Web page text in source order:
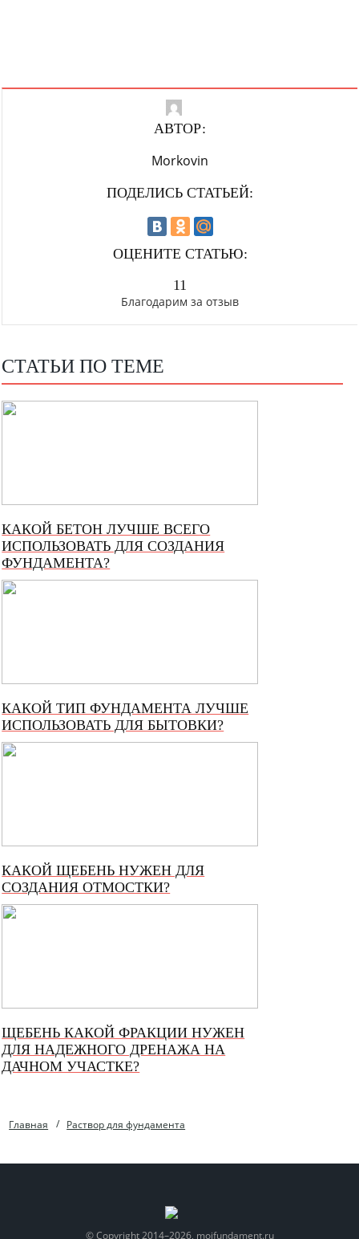
АВТОР:
Morkovin
ПОДЕЛИСЬ СТАТЬЕЙ:
ОЦЕНИТЕ СТАТЬЮ:
11
Благодарим за отзыв
СТАТЬИ ПО ТЕМЕ
КАКОЙ БЕТОН ЛУЧШЕ ВСЕГО
ИСПОЛЬЗОВАТЬ ДЛЯ СОЗДАНИЯ
ФУНДАМЕНТА?
КАКОЙ ТИП ФУНДАМЕНТА ЛУЧШЕ
ИСПОЛЬЗОВАТЬ ДЛЯ БЫТОВКИ?
КАКОЙ ЩЕБЕНЬ НУЖЕН ДЛЯ
СОЗДАНИЯ ОТМОСТКИ?
ЩЕБЕНЬ КАКОЙ ФРАКЦИИ НУЖЕН
ДЛЯ НАДЕЖНОГО ДРЕНАЖА НА
ДАЧНОМ УЧАСТКЕ?
Главная Раствор для фундамента
© Copyright 2014–2026, moifundament.ru